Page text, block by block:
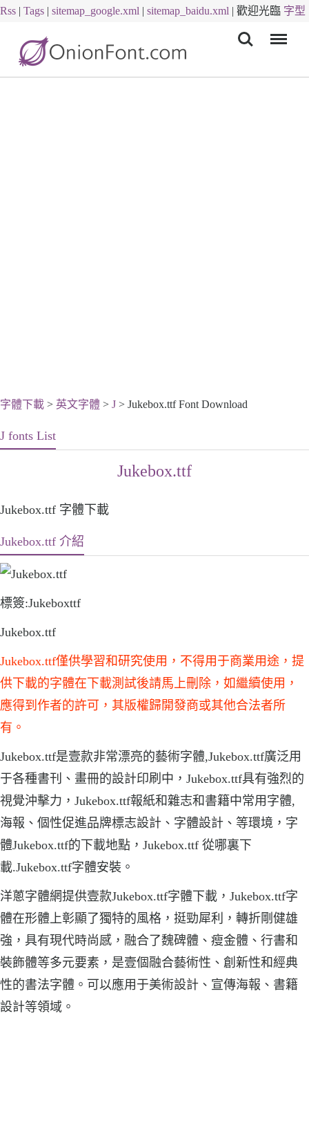
Rss | Tags | sitemap_google.xml | sitemap_baidu.xml | 歡迎光臨 字型
字體下載 > 英文字體 > J > Jukebox.ttf Font Download
J fonts List
Jukebox.ttf
Jukebox.ttf 字體下載
Jukebox.ttf 介紹
標簽:Jukeboxttf
Jukebox.ttf
Jukebox.ttf僅供學習和研究使用，不得用于商業用途，提
供下載的字體在下載測試後請馬上刪除，如繼續使用，
應得到作者的許可，其版權歸開發商或其他合法者所
有。
Jukebox.ttf是壹款非常漂亮的藝術字體,Jukebox.ttf廣泛用
于各種書刊、畫冊的設計印刷中，Jukebox.ttf具有強烈的
視覺沖擊力，Jukebox.ttf報紙和雜志和書籍中常用字體,
海報、個性促進品牌標志設計、字體設計、等環境，字
體Jukebox.ttf的下載地點，Jukebox.ttf 從哪裏下
載.Jukebox.ttf字體安裝。
洋蔥字體網提供壹款Jukebox.ttf字體下載，Jukebox.ttf字
體在形體上彰顯了獨特的風格，挺勁犀利，轉折剛健雄
強，具有現代時尚感，融合了魏碑體、瘦金體、行書和
裝飾體等多元要素，是壹個融合藝術性、創新性和經典
性的書法字體。可以應用于美術設計、宣傳海報、書籍
設計等領域。